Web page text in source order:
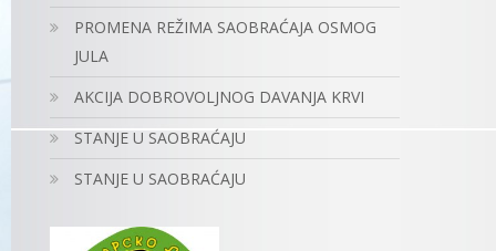
PROMENA REŽIMA SAOBRAĆAJA OSMOG
JULA
AKCIJA DOBROVOLJNOG DAVANJA KRVI
STANJE U SAOBRAĆAJU
STANJE U SAOBRAĆAJU